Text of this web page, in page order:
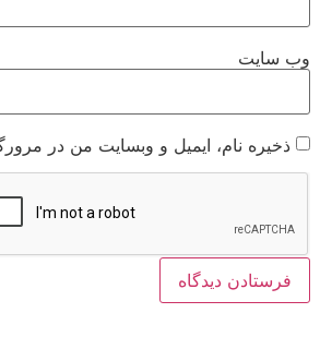
وب‌ سایت
ذخیره نام، ایمیل و وبسایت من در